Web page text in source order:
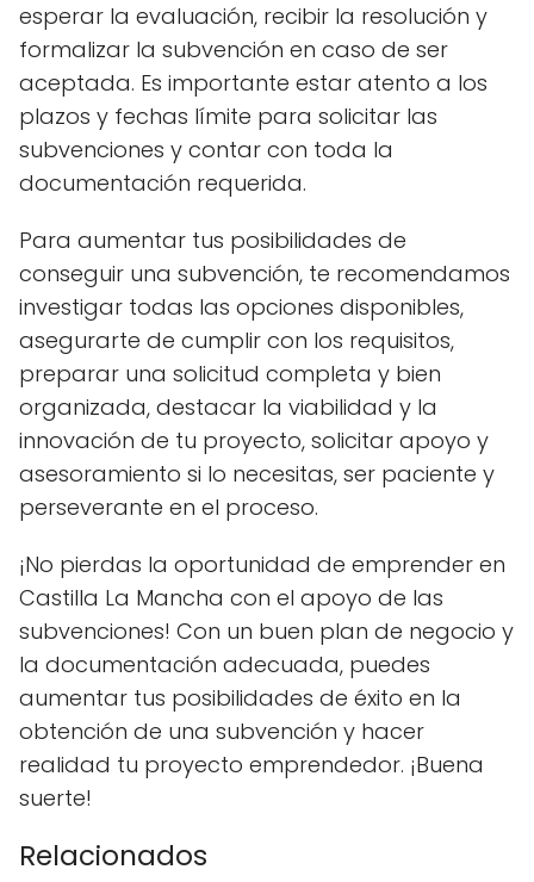
esperar la evaluación, recibir la resolución y
formalizar la subvención en caso de ser
aceptada. Es importante estar atento a los
plazos y fechas límite para solicitar las
subvenciones y contar con toda la
documentación requerida.
Para aumentar tus posibilidades de
conseguir una subvención, te recomendamos
investigar todas las opciones disponibles,
asegurarte de cumplir con los requisitos,
preparar una solicitud completa y bien
organizada, destacar la viabilidad y la
innovación de tu proyecto, solicitar apoyo y
asesoramiento si lo necesitas, ser paciente y
perseverante en el proceso.
¡No pierdas la oportunidad de emprender en
Castilla La Mancha con el apoyo de las
subvenciones! Con un buen plan de negocio y
la documentación adecuada, puedes
aumentar tus posibilidades de éxito en la
obtención de una subvención y hacer
realidad tu proyecto emprendedor. ¡Buena
suerte!
Relacionados